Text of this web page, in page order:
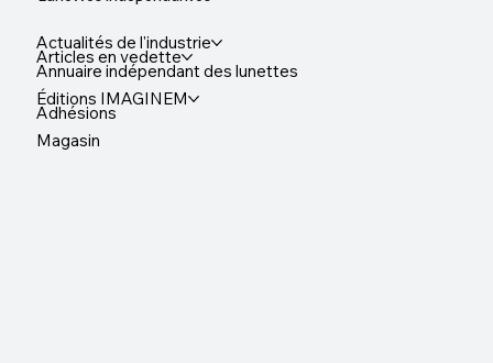
Actualités de l'industrie
Articles en vedette
Annuaire indépendant des lunettes
Éditions IMAGINEM
Adhésions
Magasin